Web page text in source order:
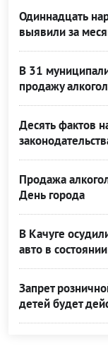
Одиннадцать
выявили за
В 31
продажу
Десять фактов
Продажа
День города
В Качуге
авто в
Запрет
детей будет